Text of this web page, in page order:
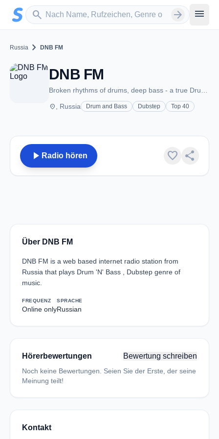
Zum Hauptinhalt springen
search
Sender suchen arrow_forward menu
Russia chevron_right DNB FM
DNB FM
place , Russia Drum and Bass Dubstep Top 40
play_arrow Radio hören favorite share
Über DNB FM
DNB FM is a web based internet radio station from
Russia that plays Drum 'N' Bass , Dubstep genre of
music.
FREQUENZ
Online only
SPRACHE
Russian
Hörerbewertungen Bewertung schreiben
Noch keine Bewertungen. Seien Sie der Erste, der seine
Meinung teilt!
Kontakt